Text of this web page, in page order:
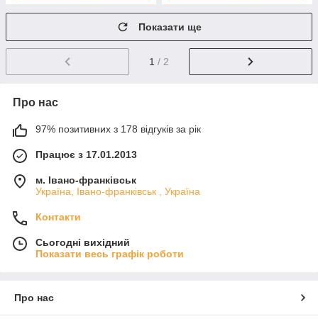
Показати ще
1 / 2
Про нас
97% позитивних з 178 відгуків за рік
Працює з 17.01.2013
м. Івано-франківськ
Україна, Івано-франківськ , Україна
Контакти
Сьогодні вихідний
Показати весь графік роботи
Про нас